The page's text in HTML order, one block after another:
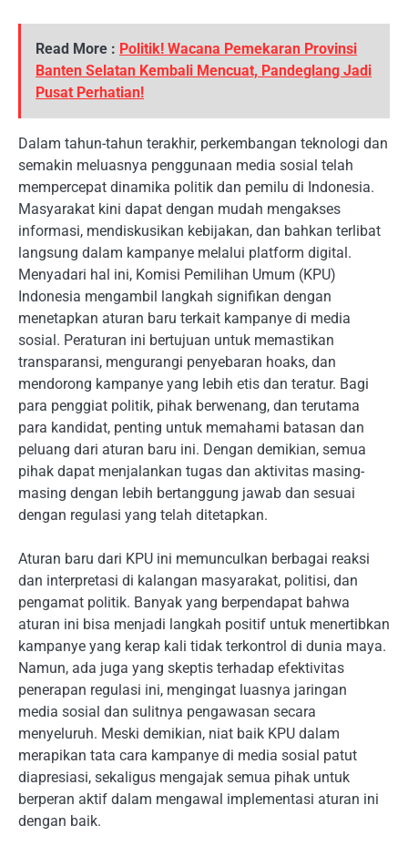
Read More : Politik! Wacana Pemekaran Provinsi
Banten Selatan Kembali Mencuat, Pandeglang Jadi
Pusat Perhatian!
Dalam tahun-tahun terakhir, perkembangan teknologi dan
semakin meluasnya penggunaan media sosial telah
mempercepat dinamika politik dan pemilu di Indonesia.
Masyarakat kini dapat dengan mudah mengakses
informasi, mendiskusikan kebijakan, dan bahkan terlibat
langsung dalam kampanye melalui platform digital.
Menyadari hal ini, Komisi Pemilihan Umum (KPU)
Indonesia mengambil langkah signifikan dengan
menetapkan aturan baru terkait kampanye di media
sosial. Peraturan ini bertujuan untuk memastikan
transparansi, mengurangi penyebaran hoaks, dan
mendorong kampanye yang lebih etis dan teratur. Bagi
para penggiat politik, pihak berwenang, dan terutama
para kandidat, penting untuk memahami batasan dan
peluang dari aturan baru ini. Dengan demikian, semua
pihak dapat menjalankan tugas dan aktivitas masing-
masing dengan lebih bertanggung jawab dan sesuai
dengan regulasi yang telah ditetapkan.
Aturan baru dari KPU ini memunculkan berbagai reaksi
dan interpretasi di kalangan masyarakat, politisi, dan
pengamat politik. Banyak yang berpendapat bahwa
aturan ini bisa menjadi langkah positif untuk menertibkan
kampanye yang kerap kali tidak terkontrol di dunia maya.
Namun, ada juga yang skeptis terhadap efektivitas
penerapan regulasi ini, mengingat luasnya jaringan
media sosial dan sulitnya pengawasan secara
menyeluruh. Meski demikian, niat baik KPU dalam
merapikan tata cara kampanye di media sosial patut
diapresiasi, sekaligus mengajak semua pihak untuk
berperan aktif dalam mengawal implementasi aturan ini
dengan baik.